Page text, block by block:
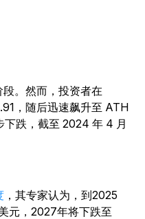
。然而，投资者在
，随后迅速飙升至 ATH
下跌，截至 2024 年 4 月
，其专家认为，到2025
元，2027年将下跌至